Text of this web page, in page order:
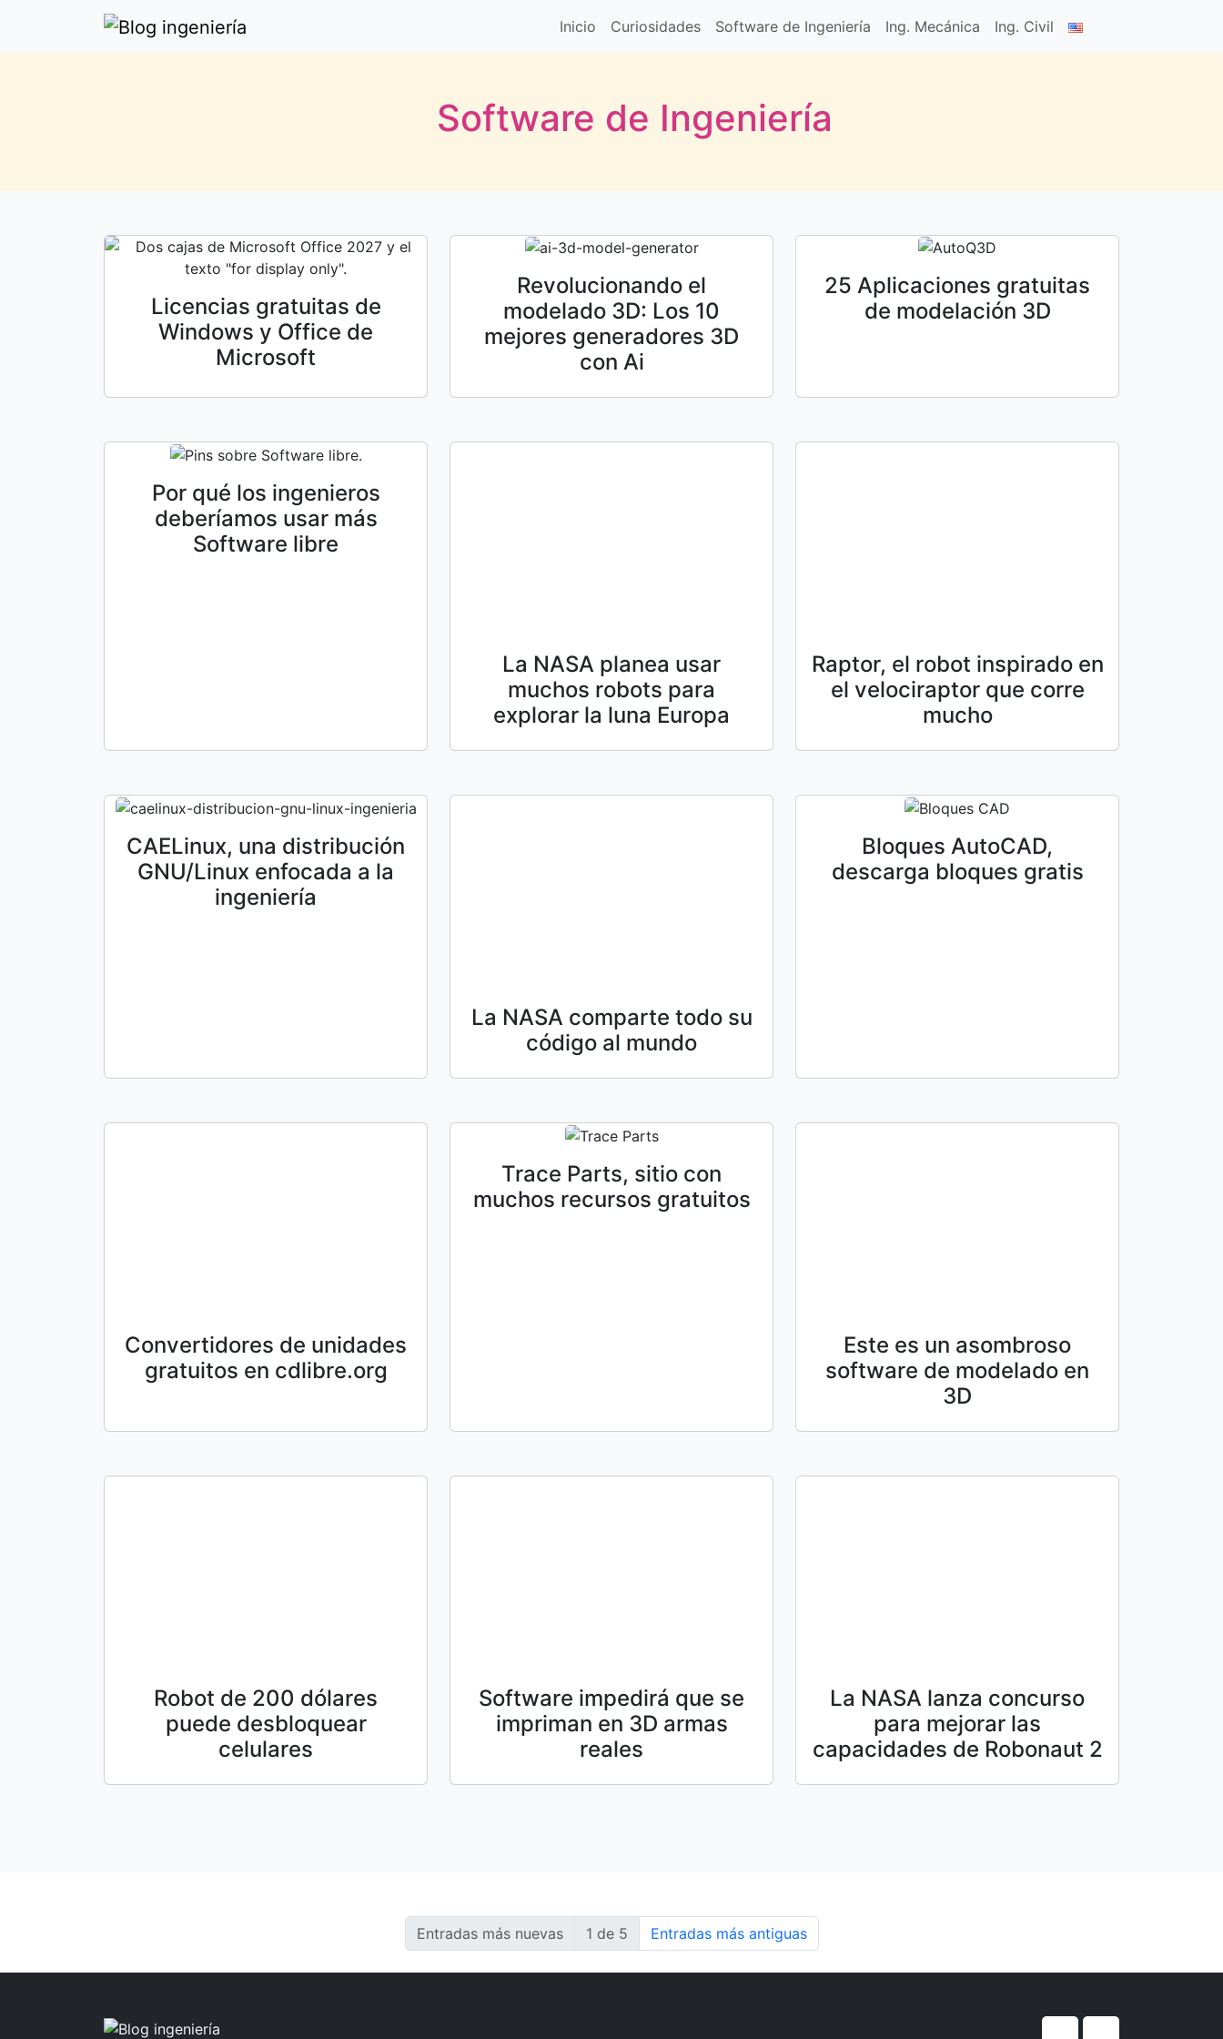
Inicio Curiosidades Software de Ingeniería Ing. Mecánica Ing. Civil
Software de Ingeniería
Licencias gratuitas de
Windows y Office de
Microsoft
Revolucionando el
modelado 3D: Los 10
mejores generadores 3D
con Ai
25 Aplicaciones gratuitas
de modelación 3D
Por qué los ingenieros
deberíamos usar más
Software libre
La NASA planea usar
muchos robots para
explorar la luna Europa
Raptor, el robot inspirado en
el velociraptor que corre
mucho
CAELinux, una distribución
GNU/Linux enfocada a la
ingeniería
La NASA comparte todo su
código al mundo
Bloques AutoCAD,
descarga bloques gratis
Convertidores de unidades
gratuitos en cdlibre.org
Trace Parts, sitio con
muchos recursos gratuitos
Este es un asombroso
software de modelado en
3D
Robot de 200 dólares
puede desbloquear
celulares
Software impedirá que se
impriman en 3D armas
reales
La NASA lanza concurso
para mejorar las
capacidades de Robonaut 2
Entradas más nuevas 1 de 5 Entradas más antiguas